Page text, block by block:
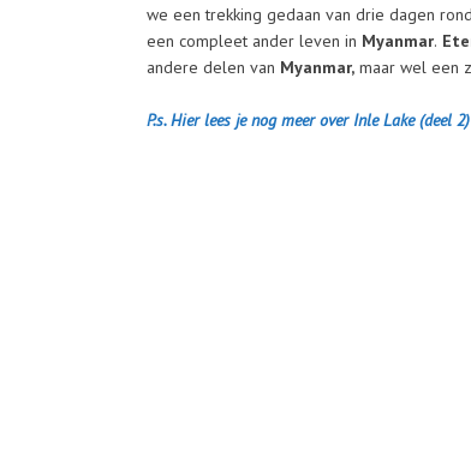
we een trekking gedaan van drie dagen rond
een compleet ander leven in Myanmar.
andere delen van Myanmar, maar wel een
P.s. Hier lees je nog meer over Inle Lake (deel 2)